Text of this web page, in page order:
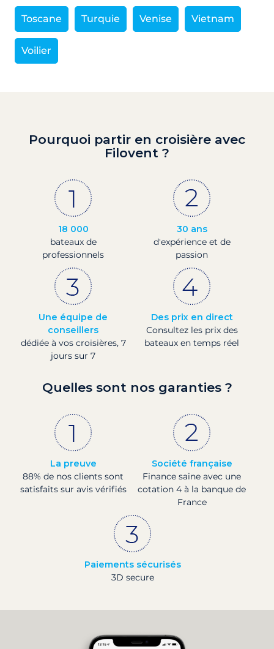
Toscane Turquie Venise Vietnam
Voilier
Pourquoi partir en croisière avec
Filovent ?
18 000
bateaux de
professionnels
30 ans
d'expérience et de
passion
Une équipe de
conseillers
dédiée à vos croisières, 7
jours sur 7
Des prix en direct
Consultez les prix des
bateaux en temps réel
Quelles sont nos garanties ?
La preuve
88% de nos clients sont
satisfaits sur avis vérifiés
Société française
Finance saine avec une
cotation 4 à la banque de
France
Paiements sécurisés
3D secure